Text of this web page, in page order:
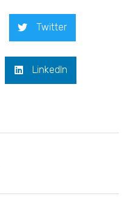
Twitter
LinkedIn